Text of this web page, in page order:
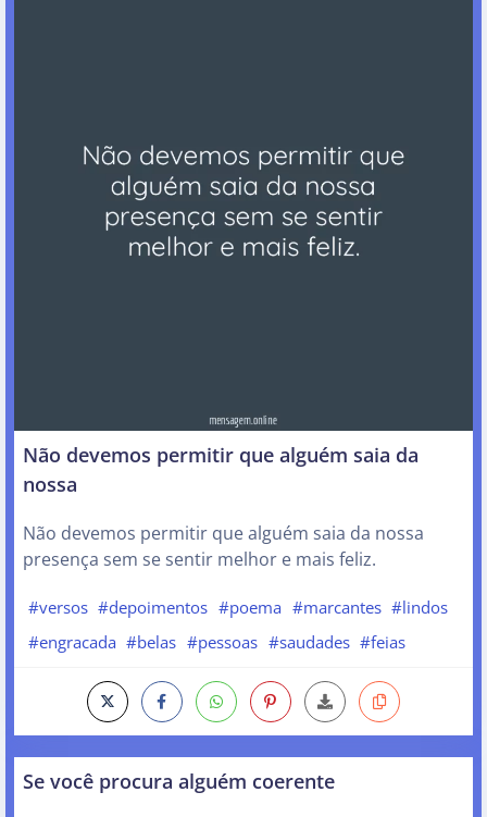
Não devemos permitir que alguém saia da
nossa
Não devemos permitir que alguém saia da nossa
presença sem se sentir melhor e mais feliz.
#versos #depoimentos #poema #marcantes #lindos
#engracada #belas #pessoas #saudades #feias
Se você procura alguém coerente